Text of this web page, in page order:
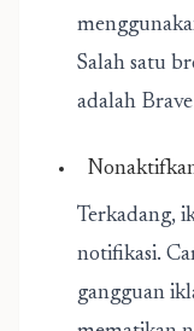
Salah satu
adalah
Terkadang,
notifikasi.
gangguan